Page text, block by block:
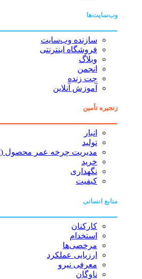
وب‌سایت‌ها
سازنده وب‌سایت
فروشگاه اینترنتی
وبلاگ
انجمن
چت زنده
آموزش آنلاین
زنجیره تأمین
انبار
تولید
مدیریت چرخه عمر محصول (PLM)
خرید
نگهداری
کیفیت
منابع انسانی
کارکنان
استخدام
مرخصی‌ها
ارزیابی عملکرد
معرفی نیرو
ناوگان